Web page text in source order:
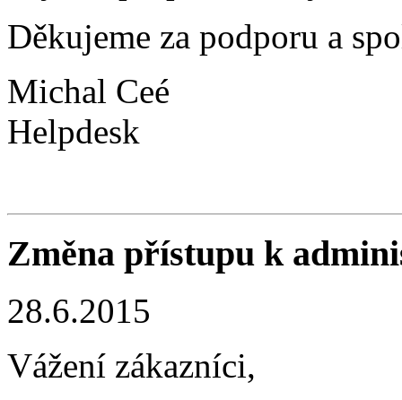
Děkujeme za podporu a
Michal Ceé
Helpdesk
Změna přístupu k
28.6.2015
Vážení zákazníci,